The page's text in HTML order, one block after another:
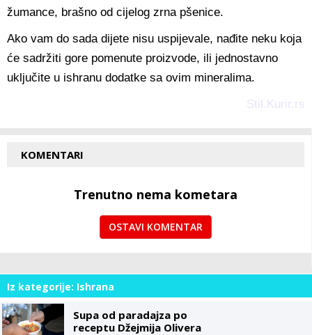
žumance, brašno od cijelog zrna pšenice.
Ako vam do sada dijete nisu uspijevale, nađite neku koja
će sadržiti gore pomenute proizvode, ili jednostavno
uključite u ishranu dodatke sa ovim mineralima.
Stil.Kurir.rs
KOMENTARI
Trenutno nema kometara
OSTAVI KOMENTAR
Iz kategorije: Ishrana
Supa od paradajza po
receptu Džejmija Olivera